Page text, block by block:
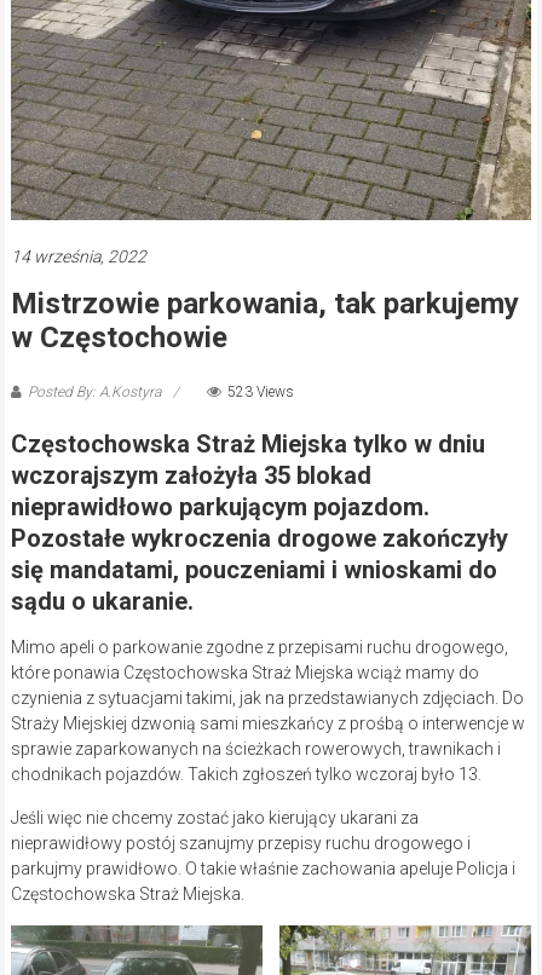
14 września, 2022
Mistrzowie parkowania, tak parkujemy
w Częstochowie
Posted By: A.Kostyra 523 Views
Częstochowska Straż Miejska tylko w dniu
wczorajszym założyła 35 blokad
nieprawidłowo parkującym pojazdom.
Pozostałe wykroczenia drogowe zakończyły
się mandatami, pouczeniami i wnioskami do
sądu o ukaranie.
Mimo apeli o parkowanie zgodne z przepisami ruchu drogowego,
które ponawia Częstochowska Straż Miejska wciąż mamy do
czynienia z sytuacjami takimi, jak na przedstawianych zdjęciach. Do
Straży Miejskiej dzwonią sami mieszkańcy z prośbą o interwencje w
sprawie zaparkowanych na ścieżkach rowerowych, trawnikach i
chodnikach pojazdów. Takich zgłoszeń tylko wczoraj było 13.
Jeśli więc nie chcemy zostać jako kierujący ukarani za
nieprawidłowy postój szanujmy przepisy ruchu drogowego i
parkujmy prawidłowo. O takie właśnie zachowania apeluje Policja i
Częstochowska Straż Miejska.